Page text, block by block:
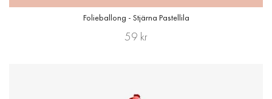
Folieballong - Stjärna Pastellila
59 kr